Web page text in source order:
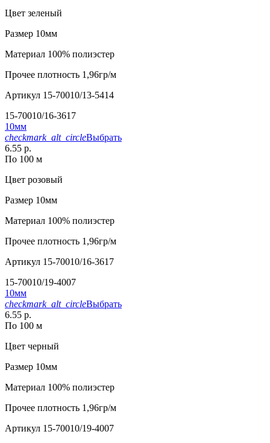
Цвет зеленый
Размер 10мм
Материал 100% полиэстер
Прочее плотность 1,96гр/м
Артикул 15-70010/13-5414
15-70010/16-3617
10мм
checkmark_alt_circleВыбрать
6.55 р.
По 100 м
Цвет розовый
Размер 10мм
Материал 100% полиэстер
Прочее плотность 1,96гр/м
Артикул 15-70010/16-3617
15-70010/19-4007
10мм
checkmark_alt_circleВыбрать
6.55 р.
По 100 м
Цвет черный
Размер 10мм
Материал 100% полиэстер
Прочее плотность 1,96гр/м
Артикул 15-70010/19-4007